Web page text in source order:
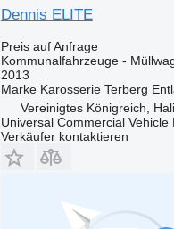
Dennis ELITE
Preis auf Anfrage
Kommunalfahrzeuge -
2013
Marke Karosserie Terberg
Vereinigtes Königreich,
Universal Commercial Vehicle
Verkäufer kontaktieren